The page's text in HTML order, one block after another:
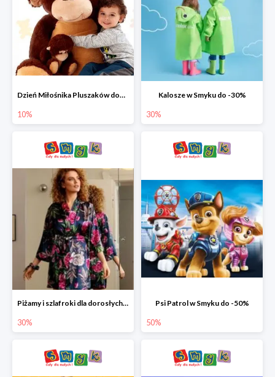
Dzień Miłośnika Pluszaków dodatkowy rabat -10%
10%
Kalosze w Smyku do -30%
30%
Piżamy i szlafroki dla dorosłych w Smyku do -30%
30%
Psi Patrol w Smyku do -50%
50%